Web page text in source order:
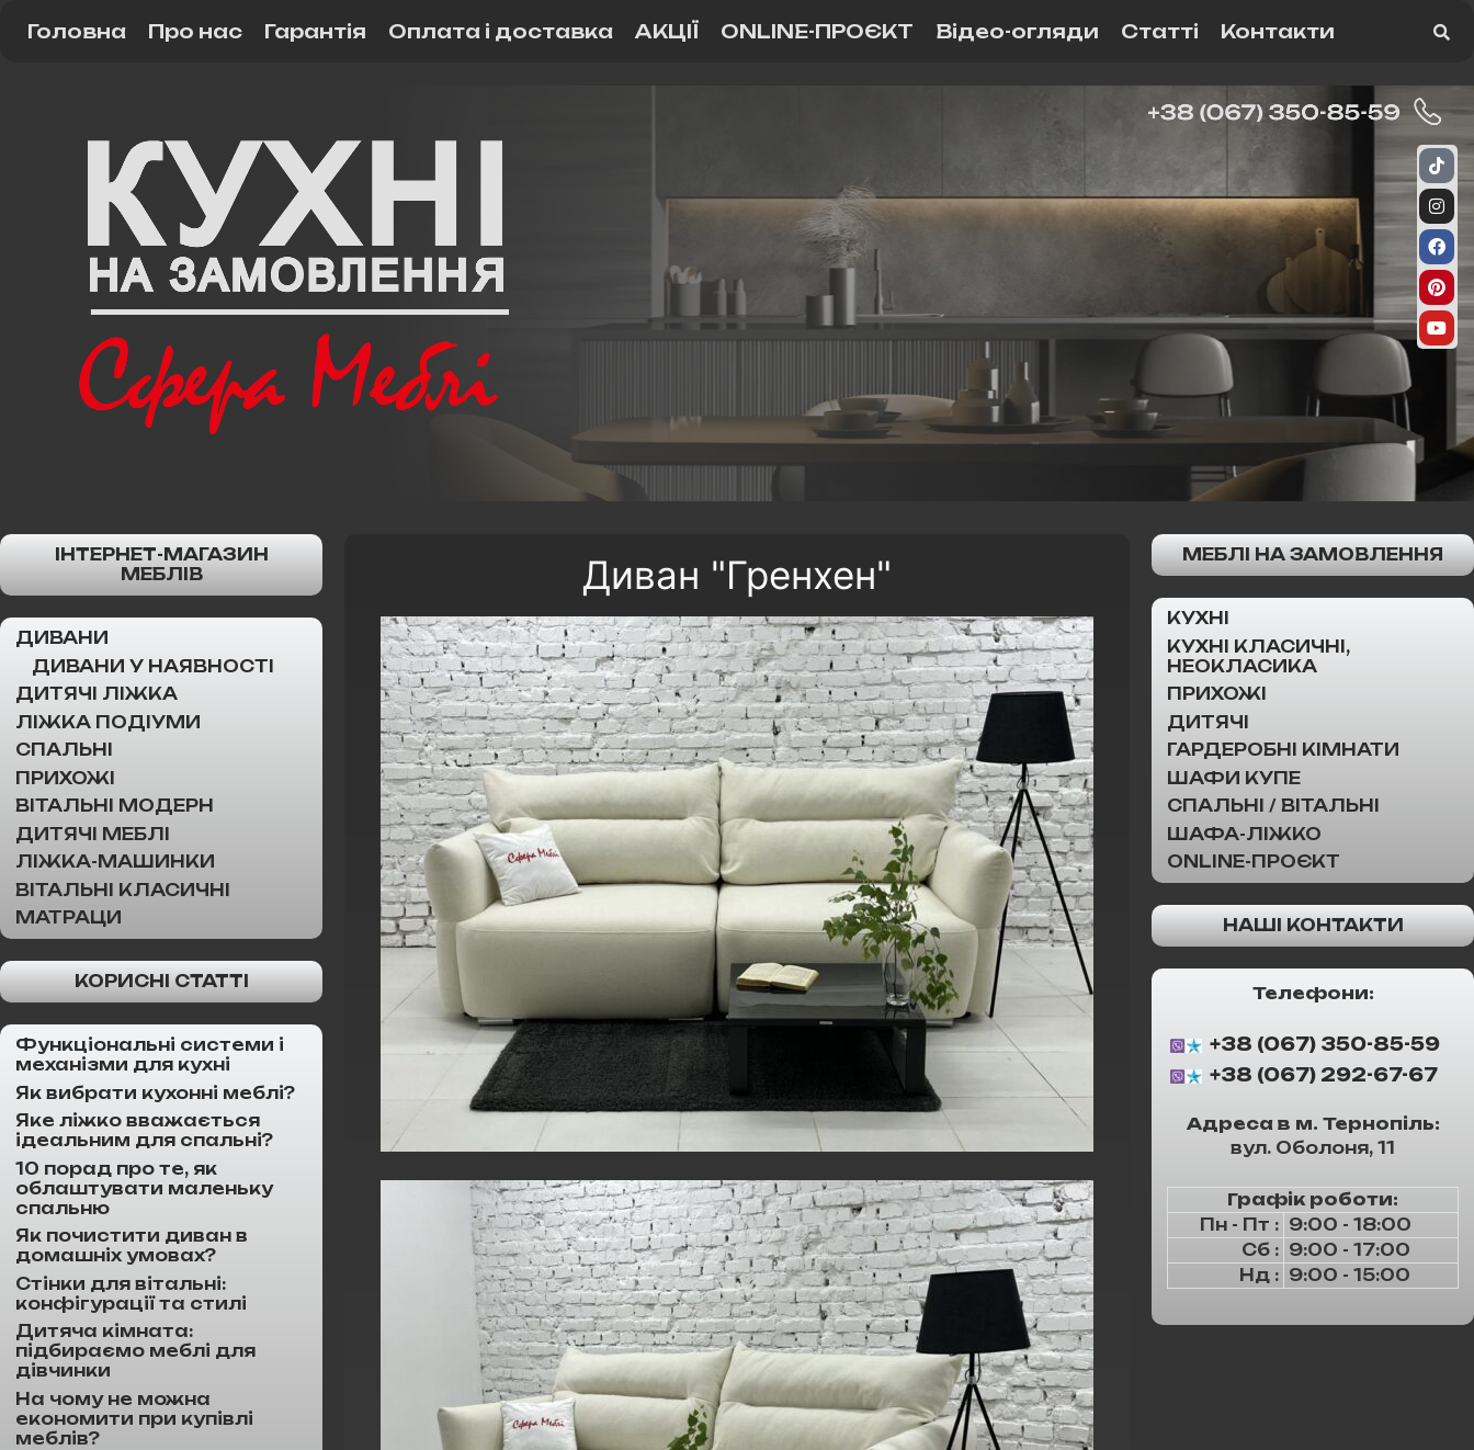
Головна Про нас Гарантія Оплата і доставка АКЦІЇ ONLINE-ПРОЄКТ Відео-огляди Статті Контакти
Диван "Гренхен"
ІНТЕРНЕТ-МАГАЗИН
МЕБЛІВ
ДИВАНИ
ДИВАНИ У НАЯВНОСТІ
ДИТЯЧІ ЛІЖКА
ЛІЖКА ПОДІУМИ
СПАЛЬНІ
ПРИХОЖІ
ВІТАЛЬНІ МОДЕРН
ДИТЯЧІ МЕБЛІ
ЛІЖКА-МАШИНКИ
ВІТАЛЬНІ КЛАСИЧНІ
МАТРАЦИ
КОРИСНІ СТАТТІ
Функціональні системи і
механізми для кухні
Як вибрати кухонні меблі?
Яке ліжко вважається
ідеальним для спальні?
10 порад про те, як
облаштувати маленьку
спальню
Як почистити диван в
домашніх умовах?
Стінки для вітальні:
конфігурації та стилі
Дитяча кімната:
підбираємо меблі для
дівчинки
На чому не можна
економити при купівлі
меблів?
МЕБЛІ НА ЗАМОВЛЕННЯ
КУХНІ
КУХНІ КЛАСИЧНІ,
НЕОКЛАСИКА
ПРИХОЖІ
ДИТЯЧІ
ГАРДЕРОБНІ КІМНАТИ
ШАФИ КУПЕ
СПАЛЬНІ / ВІТАЛЬНІ
ШАФА-ЛІЖКО
ONLINE-ПРОЄКТ
НАШІ КОНТАКТИ
Телефони:
+38 (067) 350-85-59
+38 (067) 292-67-67
Адреса в м. Тернопіль:
вул. Оболоня, 11
Графік роботи:
Пн - Пт : 9:00 - 18:00
Сб : 9:00 - 17:00
Нд : 9:00 - 15:00